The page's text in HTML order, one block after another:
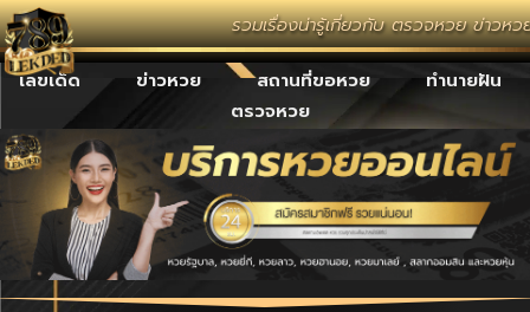
รวมเรื่องน่ารู้เกี่ยวกับ ตรวจหวย ข่าวหว
เลขเด็ด ข่าวหวย สถานที่ขอหวย
ทำนายฝัน
ตรวจหวย